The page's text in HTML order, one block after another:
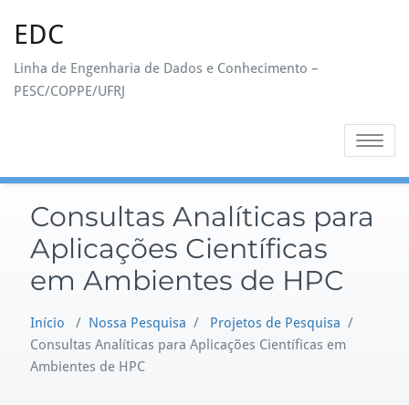
EDC
Linha de Engenharia de Dados e Conhecimento –
PESC/COPPE/UFRJ
Toggle
Consultas Analíticas para
Aplicações Científicas
em Ambientes de HPC
Início / Nossa Pesquisa / Projetos de Pesquisa /
Consultas Analíticas para Aplicações Científicas em
Ambientes de HPC